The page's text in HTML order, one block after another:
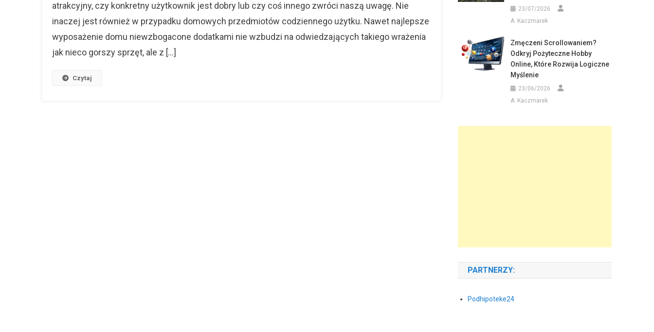
Detale
atrakcyjny, czy konkretny użytkownik jest dobry lub czy coś innego zwróci naszą uwagę. Nie
inaczej jest również w przypadku domowych przedmiotów codziennego użytku. Nawet najlepsze
wyposażenie domu niewzbogacone dodatkami nie wzbudzi na odwiedzających takiego wrażenia
jak nieco gorszy sprzęt, ale z […]
Czytaj
23/07/2026
A. Kaczmarek
Zmęczeni Scrollowaniem?
Odkryj Pożyteczne Hobby
Online, Które Rozwija Logiczne
Myślenie
23/06/2026
A. Kaczmarek
PARTNERZY:
Podhipoteke24